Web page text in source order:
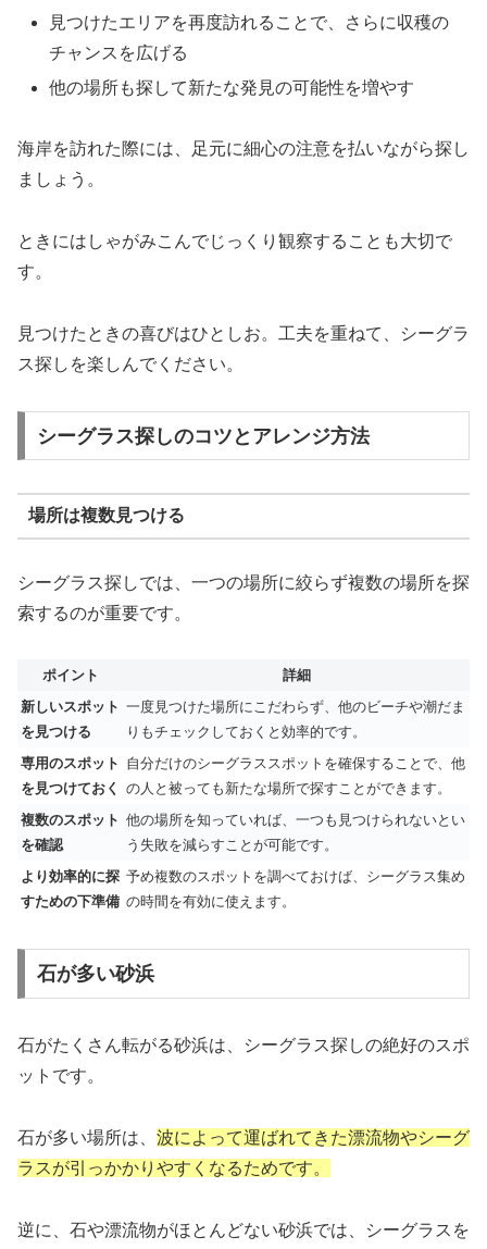
見つけたエリアを再度訪れることで、さらに収穫の
チャンスを広げる
他の場所も探して新たな発見の可能性を増やす
海岸を訪れた際には、足元に細心の注意を払いながら探し
ましょう。
ときにはしゃがみこんでじっくり観察することも大切で
す。
見つけたときの喜びはひとしお。工夫を重ねて、シーグラ
ス探しを楽しんでください。
シーグラス探しのコツとアレンジ方法
場所は複数見つける
シーグラス探しでは、一つの場所に絞らず複数の場所を探
索するのが重要です。
ポイント
詳細
新しいスポット
を見つける
一度見つけた場所にこだわらず、他のビーチや潮だま
りもチェックしておくと効率的です。
専用のスポット
を見つけておく
自分だけのシーグラススポットを確保することで、他
の人と被っても新たな場所で探すことができます。
複数のスポット
を確認
他の場所を知っていれば、一つも見つけられないとい
う失敗を減らすことが可能です。
より効率的に探
すための下準備
予め複数のスポットを調べておけば、シーグラス集め
の時間を有効に使えます。
石が多い砂浜
石がたくさん転がる砂浜は、シーグラス探しの絶好のスポ
ットです。
石が多い場所は、 波によって運ばれてきた漂流物やシーグ
ラスが引っかかりやすくなるためです。
逆に、石や漂流物がほとんどない砂浜では、シーグラスを